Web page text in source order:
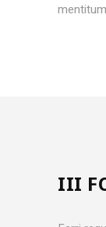
III